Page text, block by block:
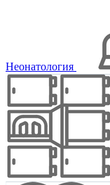
Неонатология